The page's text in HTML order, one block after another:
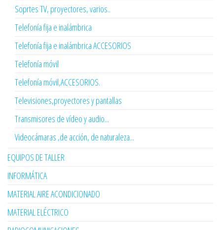
Soprtes TV, proyectores, varios..
Telefonía fija e inalámbrica
Telefonía fija e inalámbrica ACCESORIOS
Telefonía móvil
Telefonía móvil,ACCESORIOS.
Televisiones,proyectores y pantallas
Transmisores de vídeo y audio...
Videocámaras ,de acción, de naturaleza...
EQUIPOS DE TALLER
INFORMÁTICA
MATERIAL AIRE ACONDICIONADO
MATERIAL ELÉCTRICO